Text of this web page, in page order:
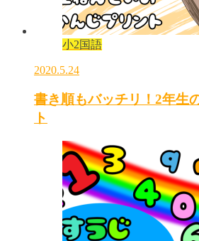
小2国語
2020.5.24
書き順もバッチリ！2年生
ト